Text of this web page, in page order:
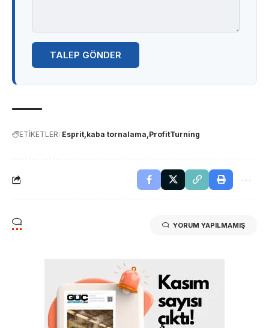
TALEP GÖNDER
ETİKETLER: Esprit kaba tornalama ProfitTurning
YORUM YAPILMAMIŞ